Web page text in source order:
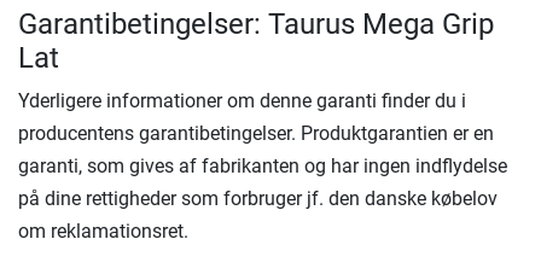
Garantibetingelser: Taurus Mega Grip
Lat
Yderligere informationer om denne garanti finder du i
producentens garantibetingelser. Produktgarantien er en
garanti, som gives af fabrikanten og har ingen indflydelse
på dine rettigheder som forbruger jf. den danske købelov
om reklamationsret.